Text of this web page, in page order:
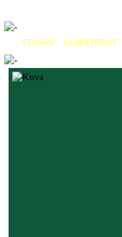
ETUSIVU LAJIKETIEDOT|